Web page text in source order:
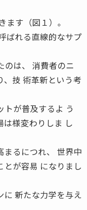
ます（図１）。
ばれる直線的なサプ
のは、 消費者のニ
、技 術革新という考
が普及するよ う
は様変わりしま し
まるにつれ、 世界中
とが容易 になりまし
に 新たな力学を与え